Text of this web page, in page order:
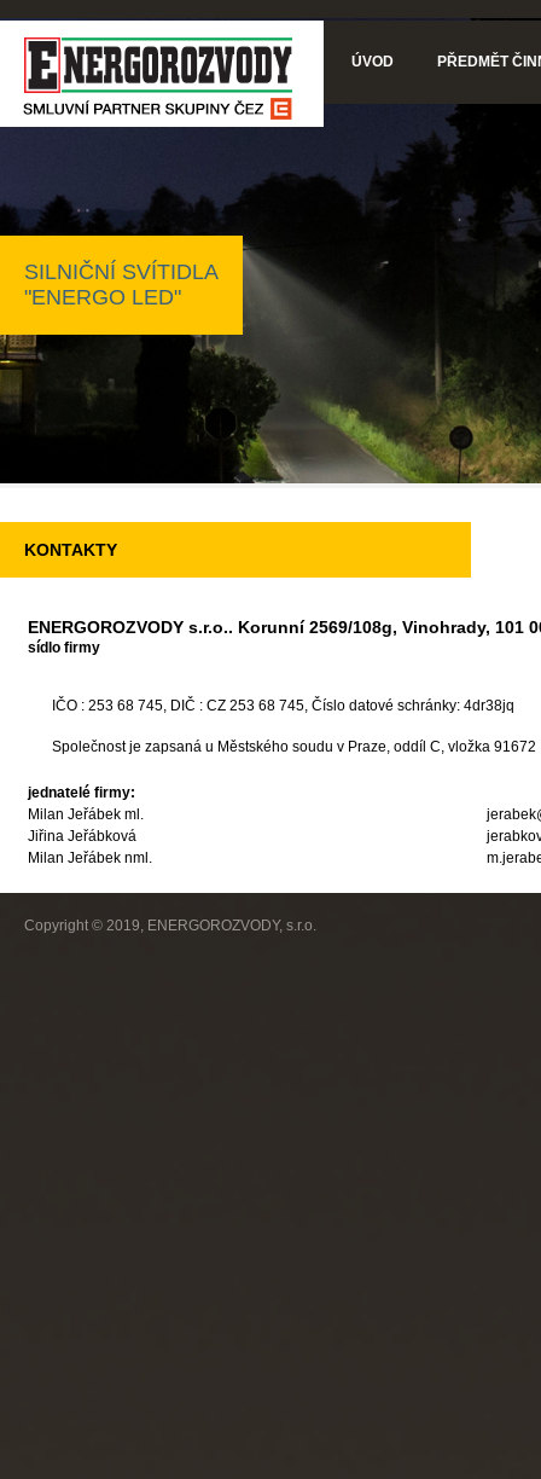
ÚVOD PŘEDMĚT
SILNIČNÍ SVÍTIDLA
"ENERGO LED"
KONTAKTY
ENERGOROZVODY s.r.o.. Korunní 2569/108g, Vinohrady, 101
sídlo firmy
IČO : 253 68 745, DIČ : CZ 253 68 745, Číslo datové schránky: 4dr38jq
Společnost je zapsaná u Městského soudu v Praze, oddíl C, vložka
jednatelé firmy:
Milan Jeřábek ml.
Jiřina Jeřábková
Milan Jeřábek nml.
Copyright © 2019, ENERGOROZVODY, s.r.o.